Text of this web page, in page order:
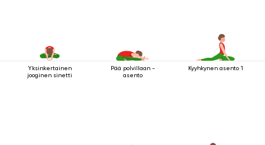
Yksinkertainen
jooginen sinetti
Pää polvillaan -
asento
Kyyhkynen asento 1